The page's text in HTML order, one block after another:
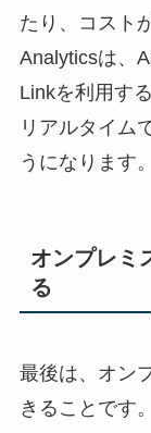
たり、コスト
Analyticsは、
Linkを利用す
リアルタイム
うになります。
オンプレミ
る
最後は、オン
きることです。